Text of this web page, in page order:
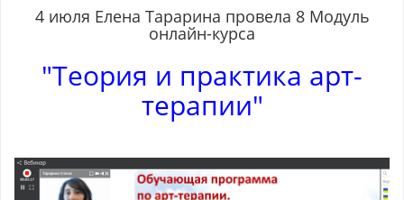
4 июля Елена Тарарина провела 8 Модуль
онлайн-курса
"Теория и практика арт-
терапии"